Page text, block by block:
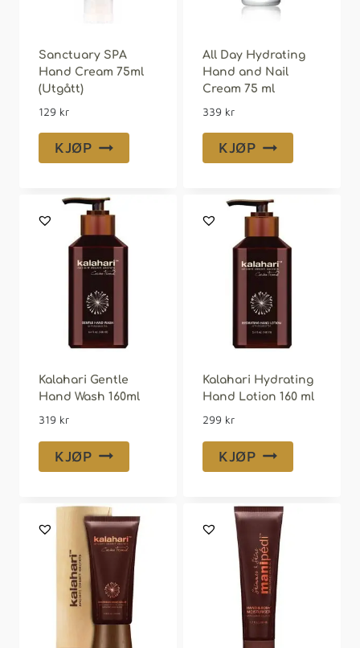
Sanctuary SPA
Hand Cream 75ml
(Utgått)
129 kr
KJØP
All Day Hydrating
Hand and Nail
Cream 75 ml
339 kr
KJØP
Kalahari Gentle
Hand Wash 160ml
319 kr
KJØP
Kalahari Hydrating
Hand Lotion 160 ml
299 kr
KJØP